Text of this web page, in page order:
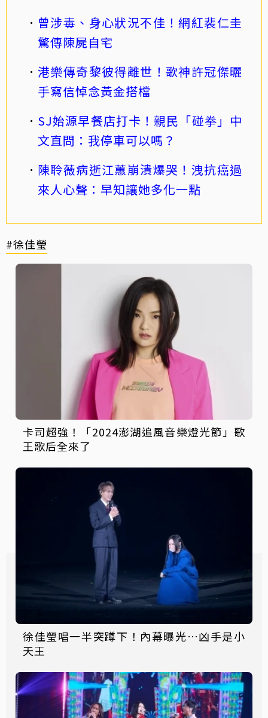
曾涉毒、身心狀況不佳！網紅裴仁圭
驚傳陳屍自宅
港樂傳奇黎彼得離世！歌神許冠傑曬
手寫信悼念黃金搭檔
SJ始源早餐店打卡！親民「碰拳」中
文直問：我停車可以嗎？
陳聆薇病逝江蕙崩潰爆哭！洩抗癌過
來人心聲：早知讓她多化一點
#徐佳瑩
卡司超強！「2024澎湖追風音樂燈光節」歌
王歌后全來了
徐佳瑩唱一半突蹲下！內幕曝光…凶手是小
天王